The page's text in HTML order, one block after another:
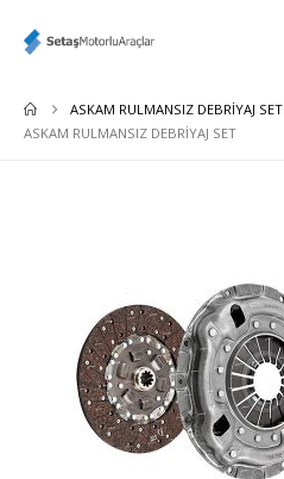
ASKAM RULMANSIZ DEBRIYAJ SET
ASKAM RULMANSIZ DEBRIYAJ SET